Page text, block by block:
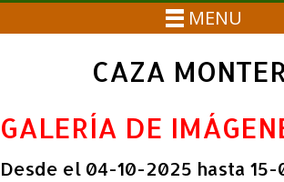
MENU
CAZA
GALERÍA DE
Desde el 04-10-2025 hasta